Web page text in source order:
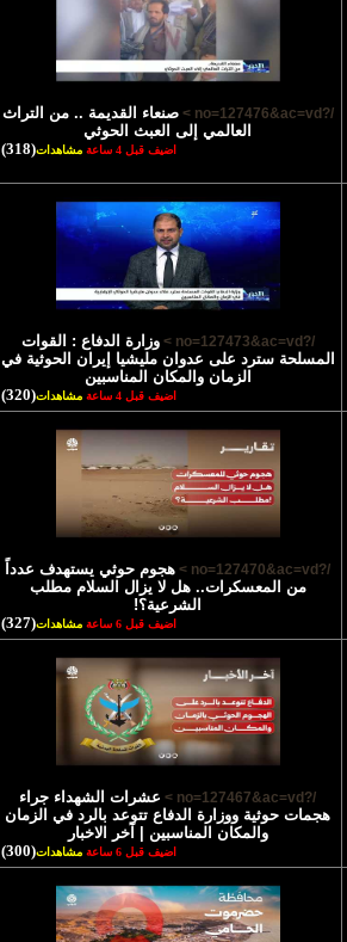
/?no=127476&ac=vd >
صنعاء القديمة .. من التراث
العالمي إلى العبث الحوثي
اضيف قبل 4 ساعة مشاهدات(318)
/?no=127473&ac=vd >
وزارة الدفاع : القوات
المسلحة سترد على عدوان مليشيا إيران الحوثية في
الزمان والمكان المناسبين
اضيف قبل 4 ساعة مشاهدات(320)
/?no=127470&ac=vd >
هجوم حوثي يستهدف عدداً
من المعسكرات.. هل لا يزال السلام مطلب
الشرعية؟!
اضيف قبل 6 ساعة مشاهدات(327)
/?no=127467&ac=vd >
عشرات الشهداء جراء
هجمات حوثية ووزارة الدفاع تتوعد بالرد في الزمان
والمكان المناسبين | آخر الاخبار
اضيف قبل 6 ساعة مشاهدات(300)